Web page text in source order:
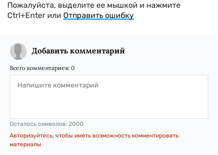
Пожалуйста, выделите ее мышкой и нажмите
Ctrl+Enter или Отправить ошибку
Добавить комментарий
Всего комментариев: 0
Осталось символов: 2000
Авторизуйтесь, чтобы иметь возможность комментировать
материалы